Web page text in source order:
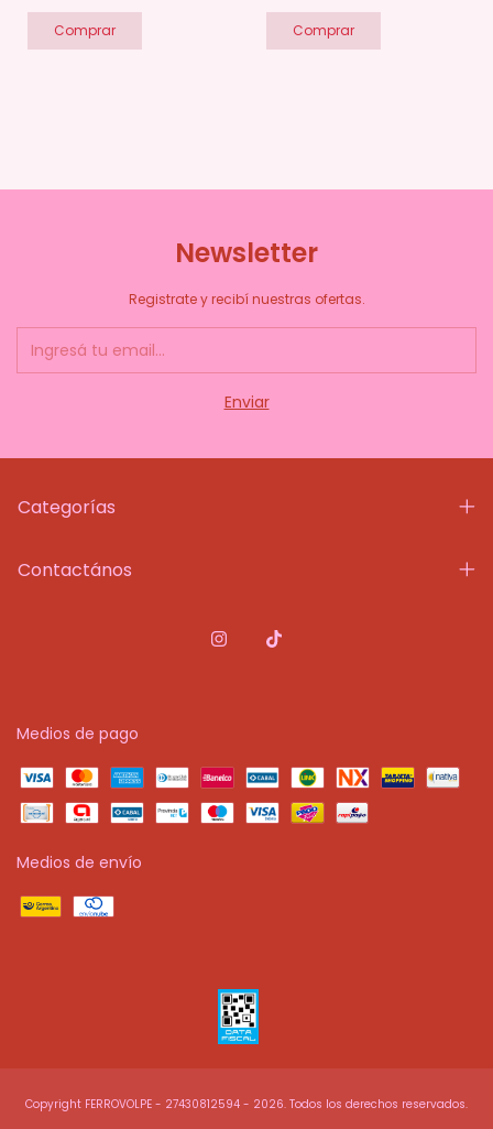
Newsletter
Registrate y recibí nuestras ofertas.
Categorías
Contactános
Medios de pago
Medios de envío
Copyright FERROVOLPE - 27430812594 - 2026. Todos los derechos reservados.